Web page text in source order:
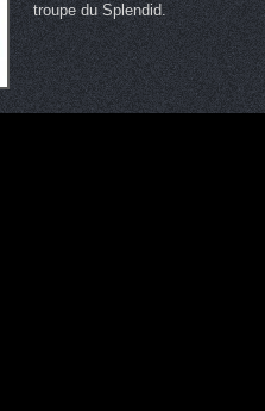
troupe du Splendid.